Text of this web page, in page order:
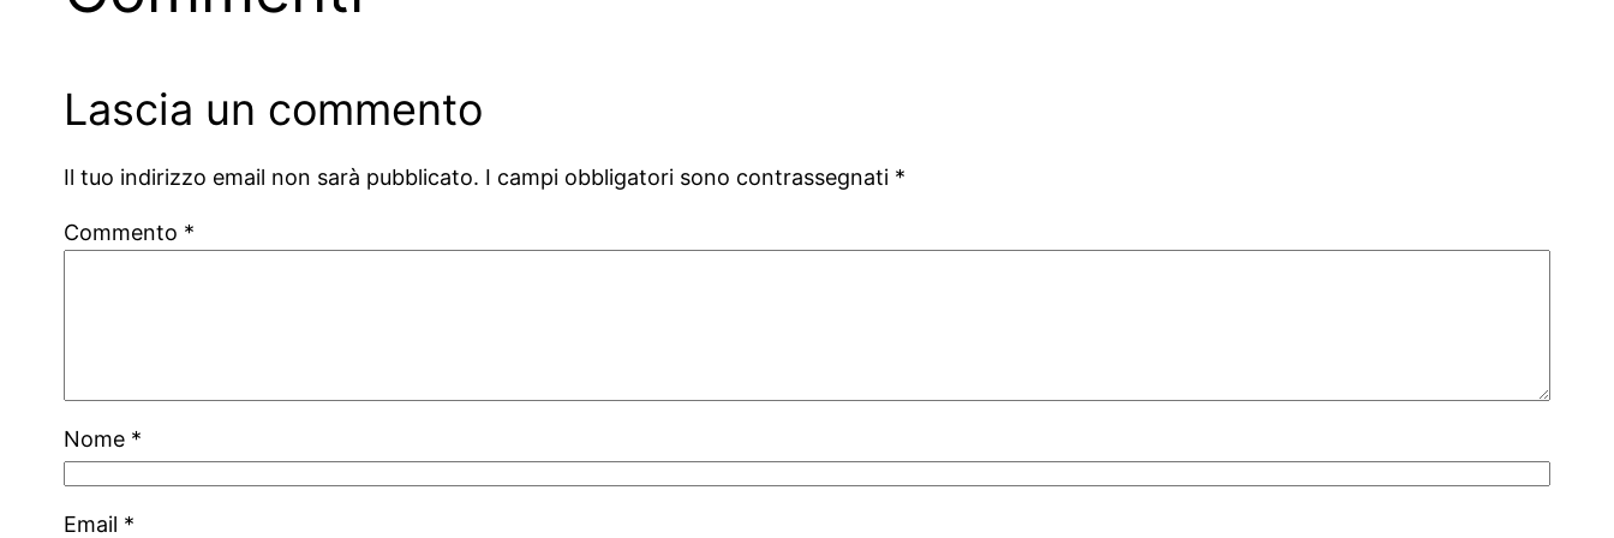
Lascia un commento
Il tuo indirizzo email non sarà pubblicato. I campi obbligatori sono contrassegnati *
Commento *
Nome *
Email *